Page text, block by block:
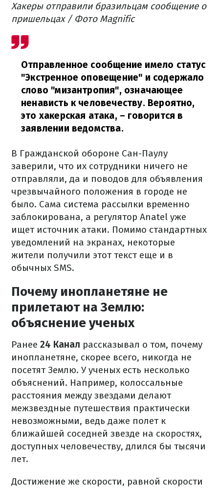
Хакеры отправили бразильцам сообщение о
пришельцах / Фото Magnific
Отправленное сообщение имело статус
"Экстренное оповещение" и содержало
слово "мизантропия", означающее
ненависть к человечеству. Вероятно,
это хакерская атака, – говорится в
заявлении ведомства.
В Гражданской обороне Сан-Паулу
заверили, что их сотрудники ничего не
отправляли, да и поводов для объявления
чрезвычайного положения в городе не
было. Сама система рассылки временно
заблокирована, а регулятор Anatel уже
ищет источник атаки. Помимо стандартных
уведомлений на экранах, некоторые
жители получили этот текст еще и в
обычных SMS.
Почему инопланетяне не
прилетают на Землю:
объяснение ученых
Ранее 24 Канал рассказывал о том, почему
инопланетяне, скорее всего, никогда не
посетят Землю. У ученых есть несколько
объяснений. Например, колоссальные
расстояния между звездами делают
межзвездные путешествия практически
невозможными, ведь даже полет к
ближайшей соседней звезде на скоростях,
доступных человечеству, длился бы тысячи
лет.
Достижение же скорости, равной скорости